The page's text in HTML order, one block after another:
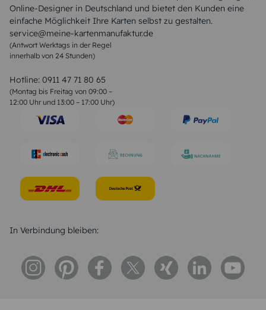
Online-Designer in Deutschland und bietet den Kunden eine
einfache Möglichkeit Ihre Karten selbst zu gestalten.
service@meine-kartenmanufaktur.de
(Antwort Werktags in der Regel
innerhalb von 24 Stunden)
Hotline: 0911 47 71 80 65
(Montag bis Freitag von 09:00 –
12:00 Uhr und 13:00 – 17:00 Uhr)
Sommer Sprüche
Muttertagssprüche
Sprüche zur Hochzeit
Sprüche zur Konfirmation & Kommunion
Weihnachtsgedichte
Liebessprüche
Geburtstagssprüche
Trauersprüche
Konfirmation Glückwünsche
In Verbindung bleiben: